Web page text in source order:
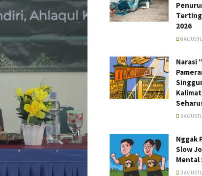
2026
6
Narasi
5
Nggak
Slow
Mental
3